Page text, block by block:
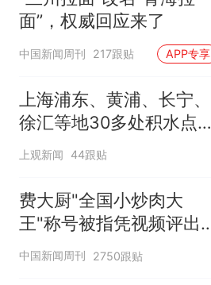
面”，权威回应来了
中国新闻周刊 217跟贴 APP专享
上海浦东、黄浦、长宁、
徐汇等地30多处积水点正
在抢排
上观新闻 44跟贴
费大厨"全国小炒肉大
王"称号被指凭视频评出
官方回应
中国新闻周刊 2750跟贴